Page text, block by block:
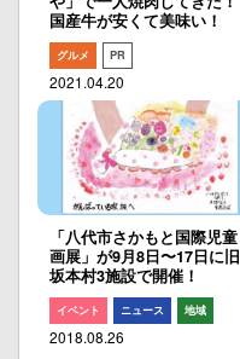
国産牛が安くて美味い！
グルメ PR
2021.04.20
「八代市さかもと国際児童
画展」が9月8日〜17日に旧
坂本村3施設で開催！
イベント ニュース 地域
2018.08.26